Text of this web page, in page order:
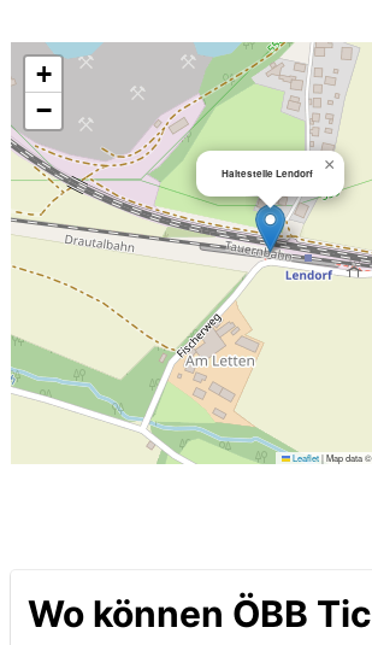
Haltestelle Lendorf ×
+
−
Leaflet|Map data
Wo können ÖBB